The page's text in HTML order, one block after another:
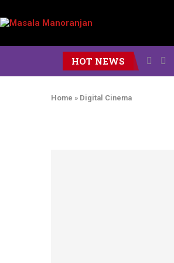
HOT NEWS
Home » Digital Cinema